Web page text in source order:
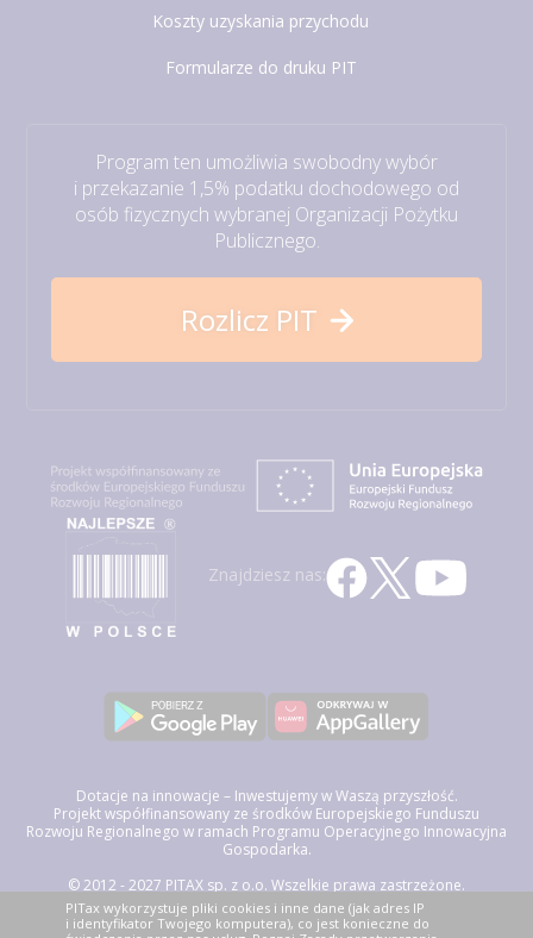
Koszty uzyskania przychodu
Formularze do druku PIT
Program ten umożliwia swobodny wybór
i przekazanie 1,5% podatku dochodowego od
osób fizycznych wybranej Organizacji Pożytku
Publicznego.
Rozlicz PIT
Znajdziesz nas:
Dotacje na innowacje – Inwestujemy w Waszą przyszłość.
Projekt współfinansowany ze środków Europejskiego Funduszu
Rozwoju Regionalnego w ramach Programu Operacyjnego Innowacyjna
Gospodarka.
© 2012 - 2027 PITAX sp. z o.o. Wszelkie prawa zastrzeżone.
Korzystając z niniejszego serwisu akceptujeszRegulamin Świadczenia
Usług Drogą Elektroniczną, politykę przetwarzania danych osobowych
PITax wykorzystuje pliki cookies i inne dane (jak adres IP
i identyfikator Twojego komputera), co jest konieczne do